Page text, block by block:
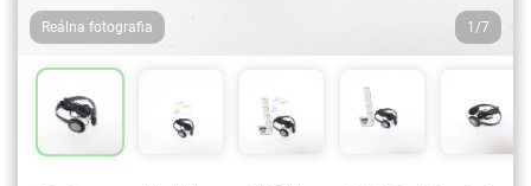
Reálna fotografia 1/7